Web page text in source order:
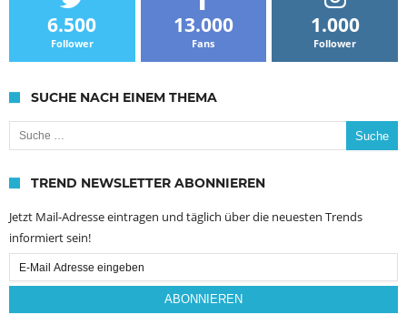
6.500
Follower
13.000
Fans
1.000
Follower
SUCHE NACH EINEM THEMA
Suche nach:
TREND NEWSLETTER ABONNIEREN
Jetzt Mail-Adresse eintragen und täglich über die neuesten Trends
informiert sein!
Email
Subscription
ABONNIEREN